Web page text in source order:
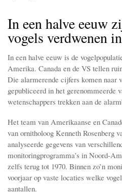
In een halve eeuw
vogels verdwenen
In een halve eeuw is de
Amerika. Canada en de VS tellen
Die alarmerende cijfers komen naar
gepubliceerd in het gerenommeerde
wetenschappers trekken aan de
Het team van Amerikaanse en
van ornitholoog Kenneth Rosenberg
analyseerde gegevens van
monitoringprogramma’s in Noord-
zelfs terug tot 1970. Binnen zo’n
voorjaar op vaste locaties welke
aantallen.